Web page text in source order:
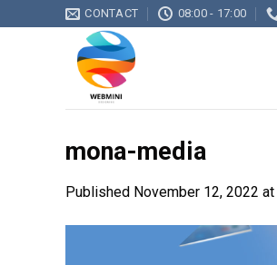
CONTACT 08:00 - 17:00
mona-media
Published November 12, 2022 at